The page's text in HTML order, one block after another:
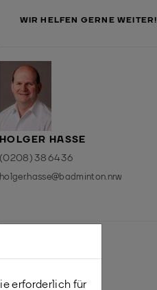
WIR HELFEN GERNE WEITER!
HOLGER HASSE
(0208) 38 64 36
holger.hasse@badminton.nrw
erforderlich für